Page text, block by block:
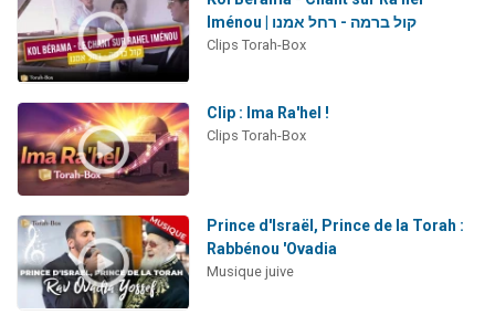
Iménou | קול ברמה - רחל אמנו
Clips Torah-Box
Clip : Ima Ra'hel !
Clips Torah-Box
Prince d'Israël, Prince de la Torah :
Rabbénou 'Ovadia
Musique juive